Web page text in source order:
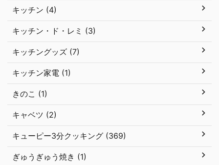
キッチン (4)
キッチン・ド・レミ (3)
キッチングッズ (7)
キッチン家電 (1)
きのこ (1)
キャベツ (2)
キューピー3分クッキング (369)
ぎゅうぎゅう焼き (1)